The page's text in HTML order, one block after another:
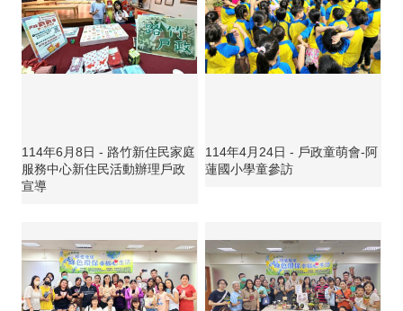
114年6月8日 - 路竹新住民家庭
服務中心新住民活動辦理戶政
宣導
114年4月24日 - 戶政童萌會-阿
蓮國小學童參訪